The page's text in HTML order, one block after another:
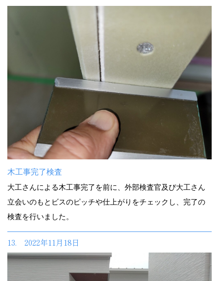
木工事完了検査
大工さんによる木工事完了を前に、外部検査官及び大工さん
立会いのもとビスのピッチや仕上がりをチェックし、完了の
検査を行いました。
13. 2022年11月18日